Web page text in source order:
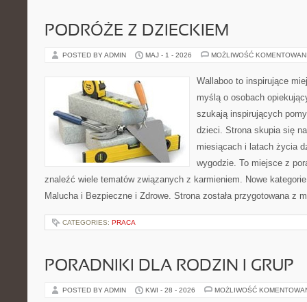
PODRÓŻE Z DZIECKIEM
POSTED BY ADMIN MAJ - 1 - 2026 MOŻLIWOŚĆ
Wallaboo to inspirujące
myślą o osobach
szukają inspirujących
dzieci. Strona skupia się
miesiącach i latach życia
wygodzie. To miejsce z
znaleźć wiele tematów związanych z karmieniem. Nowe
Malucha i Bezpieczne i Zdrowe. Strona została przygotowana z
CATEGORIES: PRACA
PORADNIKI DLA RODZIN I GRUP
POSTED BY ADMIN KWI - 28 - 2026 MOŻLIWOŚĆ